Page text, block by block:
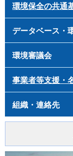
環境保全の共通
データベース・
環境審議会
事業者等支援・
組織・連絡先